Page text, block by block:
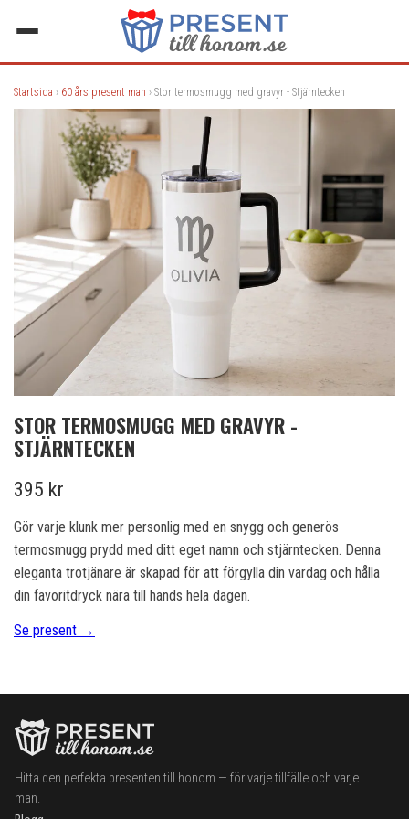
Startsida › 60 års present man › Stor termosmugg med gravyr - Stjärntecken
STOR TERMOSMUGG MED GRAVYR -
STJÄRNTECKEN
395 kr
Gör varje klunk mer personlig med en snygg och generös
termosmugg prydd med ditt eget namn och stjärntecken. Denna
eleganta trotjänare är skapad för att förgylla din vardag och hålla
din favoritdryck nära till hands hela dagen.
Se present →
Hitta den perfekta presenten till honom — för varje tillfälle och varje
man.